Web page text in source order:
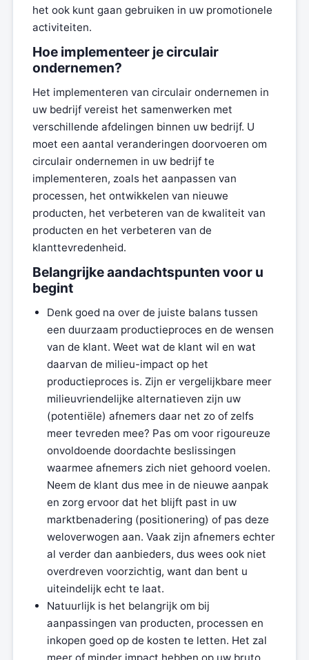
het ook kunt gaan gebruiken in uw promotionele
activiteiten.
Hoe implementeer je circulair
ondernemen?
Het implementeren van circulair ondernemen in
uw bedrijf vereist het samenwerken met
verschillende afdelingen binnen uw bedrijf. U
moet een aantal veranderingen doorvoeren om
circulair ondernemen in uw bedrijf te
implementeren, zoals het aanpassen van
processen, het ontwikkelen van nieuwe
producten, het verbeteren van de kwaliteit van
producten en het verbeteren van de
klanttevredenheid.
Belangrijke aandachtspunten voor u
begint
Denk goed na over de juiste balans tussen
een duurzaam productieproces en de wensen
van de klant. Weet wat de klant wil en wat
daarvan de milieu-impact op het
productieproces is. Zijn er vergelijkbare meer
milieuvriendelijke alternatieven zijn uw
(potentiële) afnemers daar net zo of zelfs
meer tevreden mee? Pas om voor rigoureuze
onvoldoende doordachte beslissingen
waarmee afnemers zich niet gehoord voelen.
Neem de klant dus mee in de nieuwe aanpak
en zorg ervoor dat het blijft past in uw
marktbenadering (positionering) of pas deze
weloverwogen aan. Vaak zijn afnemers echter
al verder dan aanbieders, dus wees ook niet
overdreven voorzichtig, want dan bent u
uiteindelijk echt te laat.
Natuurlijk is het belangrijk om bij
aanpassingen van producten, processen en
inkopen goed op de kosten te letten. Het zal